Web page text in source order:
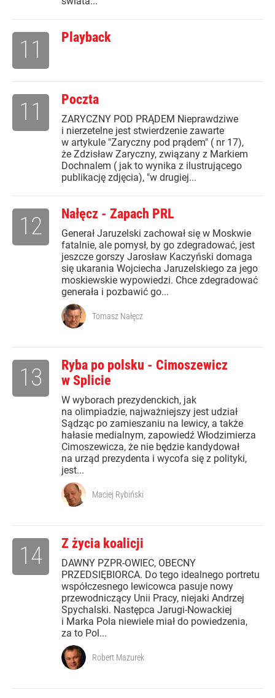
Playback
11
Poczta
ZARYCZNY POD PRĄDEM Nieprawdziwe
i nierzetelne jest stwierdzenie zawarte
w artykule "Zaryczny pod prądem" ( nr 17),
że Zdzisław Zaryczny, związany z Markiem
Dochnalem ( jak to wynika z ilustrującego
publikację zdjęcia), "w drugiej...
11
Nałęcz - Zapach PRL
Generał Jaruzelski zachował się w Moskwie
fatalnie, ale pomysł, by go zdegradować, jest
jeszcze gorszy Jarosław Kaczyński domaga
się ukarania Wojciecha Jaruzelskiego za jego
moskiewskie wypowiedzi. Chce zdegradować
generała i pozbawić go...
12
Tomasz Nałęcz
Ryba po polsku - Cimoszewicz
w Splicie
W wyborach prezydenckich, jak
na olimpiadzie, najważniejszy jest udział
Sądząc po zamieszaniu na lewicy, a także
hałasie medialnym, zapowiedź Włodzimierza
Cimoszewicza, że nie będzie kandydował
na urząd prezydenta i wycofa się z polityki,
jest...
13
Maciej Rybiński
Z życia koalicji
DAWNY PZPR-OWIEC, OBECNY
PRZEDSIĘBIORCA. Do tego idealnego portretu
współczesnego lewicowca pasuje nowy
przewodniczący Unii Pracy, niejaki Andrzej
Spychalski. Następca Jarugi-Nowackiej
i Marka Pola niewiele miał do powiedzenia,
za to Pol...
14
Robert Mazurek